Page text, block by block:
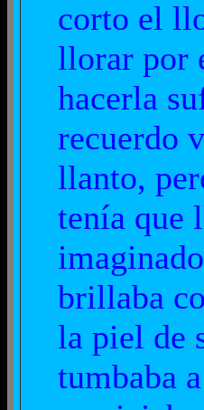
corto el
llorar por
hacerla
recuerdo
llanto,
tenía que
brillaba
la piel de
tumbaba